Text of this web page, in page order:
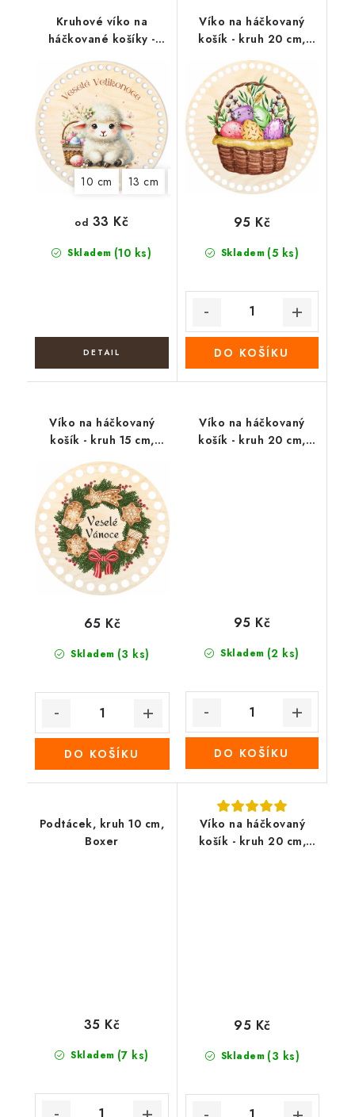
Kruhové víko na
háčkované košíky -
10 cm 13 cm 18 cm 20 cm
Skladem (10 ks)
od 33 Kč
Víko na háčkovaný
košík - kruh 20 cm,
Košíček plný vajíček
Skladem (5 ks)
95 Kč
DO KOŠÍKU
Víko na háčkovaný
košík - kruh 15 cm,
Skladem (3 ks)
65 Kč
DO KOŠÍKU
Víko na háčkovaný
košík - kruh 20 cm,
Skladem (2 ks)
95 Kč
DO KOŠÍKU
Podtácek, kruh 10 cm,
Boxer
Skladem (7 ks)
35 Kč
Víko na háčkovaný
košík - kruh 20 cm,
Skladem (3 ks)
95 Kč